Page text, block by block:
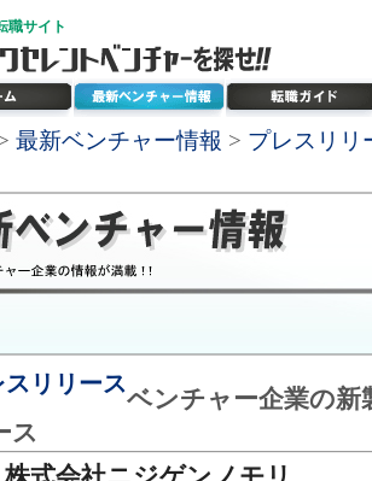
職サイト
最新ベンチャー情報 > プレスリリ
スリリース
ベンチャー企業の新
ス